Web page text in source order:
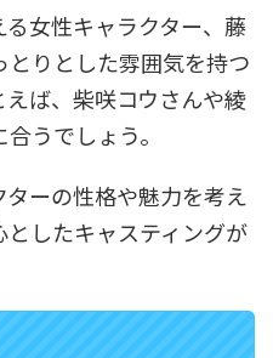
女性キャラクター、藤
りとした雰囲気を持つ
ば、柴咲コウさんや綾
うでしょう。
ーの性格や魅力を考え
したキャスティングが